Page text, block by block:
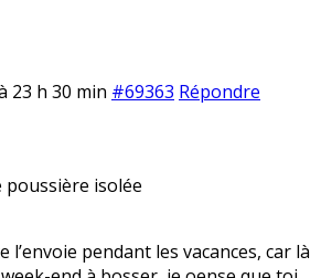
23 h 30 min #69363 Répondre
poussière isolée
l’envoie pendant les vacances, car là